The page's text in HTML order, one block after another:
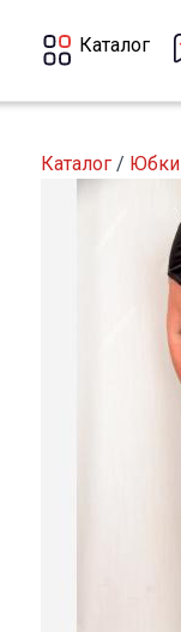
Каталог
Каталог / Юбки